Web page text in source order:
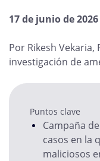
17 de junio de 2026
Por Rikesh
investigación de
Puntos clave
Campaña
casos en la
maliciosos